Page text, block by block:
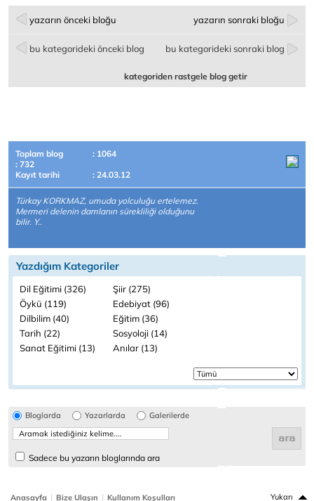
yazarın önceki bloğu yazarın sonraki bloğu
bu kategorideki önceki blog bu kategorideki sonraki blog
kategoriden rastgele blog getir
Toplam blog
: 1064
: 732
Kayıt tarihi
: 24.03.12
Türkay KORKMAZ, umuda yolculuğu ertelemez.
Mermeri delenin damlanın sürekliliği olduğunu
bilir. Y..
Yazdığım Kategoriler
Dil Eğitimi (326)
Şiir (275)
Öykü (119)
Edebiyat (96)
Dilbilim (40)
Eğitim (36)
Tarih (22)
Sosyoloji (14)
Sanat Eğitimi (13)
Anılar (13)
Bloglarda Yazarlarda Galerilerde
Sadece bu yazarın bloglarında ara
Anasayfa | Bize Ulaşın | Kullanım Koşulları Yukarı